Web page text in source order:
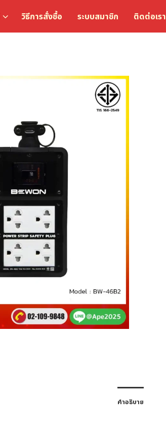
วิธีการสั่งซื้อ ระบบสมาชิก ติดต่อเรา
คำอธิบาย